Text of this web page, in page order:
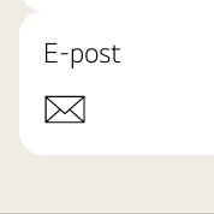
E-post